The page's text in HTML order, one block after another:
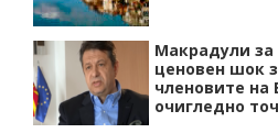
Макрадули за
ценовен шок
членовите
очигледно